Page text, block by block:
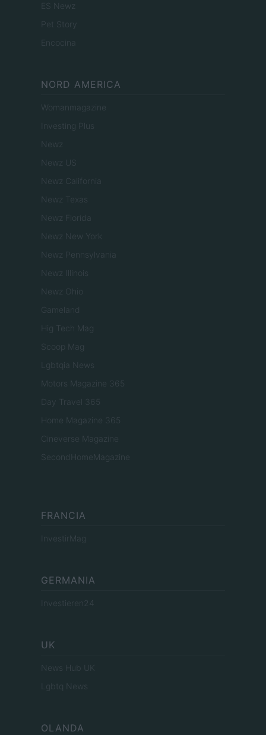
ES Newz
Pet Story
Encocina
NORD AMERICA
Womanmagazine
Investing Plus
Newz
Newz US
Newz California
Newz Texas
Newz Florida
Newz New York
Newz Pennsylvania
Newz Illinois
Newz Ohio
Gameland
Hig Tech Mag
Scoop Mag
Lgbtqia News
Motors Magazine 365
Day Travel 365
Home Magazine 365
Cineverse Magazine
SecondHomeMagazine
FRANCIA
InvestirMag
GERMANIA
Investieren24
UK
News Hub UK
Lgbtq News
OLANDA